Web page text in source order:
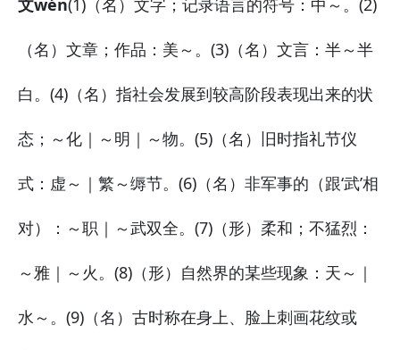
文wén(1)（名）文字；记录语言的符号：中～。(2)
（名）文章；作品：美～。(3)（名）文言：半～半
白。(4)（名）指社会发展到较高阶段表现出来的状
态；～化｜～明｜～物。(5)（名）旧时指礼节仪
式：虚～｜繁～缛节。(6)（名）非军事的（跟‘武’相
对）：～职｜～武双全。(7)（形）柔和；不猛烈：
～雅｜～火。(8)（形）自然界的某些现象：天～｜
水～。(9)（名）古时称在身上、脸上刺画花纹或